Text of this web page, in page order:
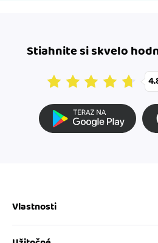
Stiahnite si skvelo
Vlastnosti
Fakturačné vlastnosti
Online fakturácia